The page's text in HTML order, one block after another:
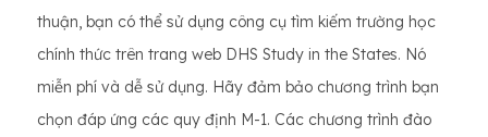
thuận, bạn có thể sử dụng công cụ tìm kiếm trường học
chính thức trên trang web DHS Study in the States. Nó
miễn phí và dễ sử dụng. Hãy đảm bảo chương trình bạn
chọn đáp ứng các quy định M-1. Các chương trình đào